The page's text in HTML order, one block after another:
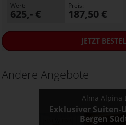
Wert:
625,- €
Preis:
187,50 €
JETZT
Andere Angebote
Alma Alpina
Exklusiver Suiten-
Bergen